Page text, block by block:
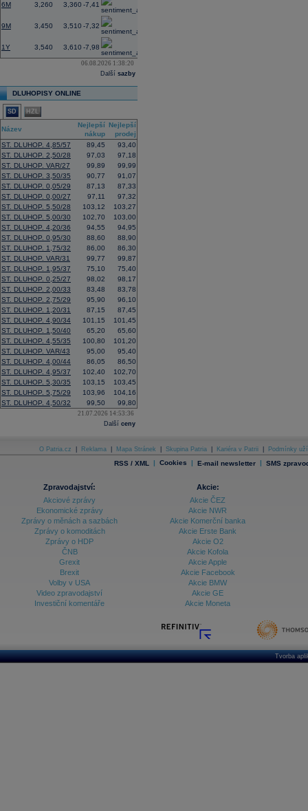
6M 3,260 3,360 -7,41
9M 3,450 3,510 -7,32
1Y 3,540 3,610 -7,98
06.08.2026 1:38:20
Další sazby
DLUHOPISY ONLINE
SD HZL
Název
Nejlepší
nákup
Nejlepší
prodej
ST. DLUHOP. 4,85/57
89,45
93,40
ST. DLUHOP. 2,50/28
97,03
97,18
ST. DLUHOP. VAR/27
99,89
99,99
ST. DLUHOP. 3,50/35
90,77
91,07
ST. DLUHOP. 0,05/29
87,13
87,33
ST. DLUHOP. 0,00/27
97,11
97,32
ST. DLUHOP. 5,50/28
103,12
103,27
ST. DLUHOP. 5,00/30
102,70
103,00
ST. DLUHOP. 4,20/36
94,55
94,95
ST. DLUHOP. 0,95/30
88,60
88,90
ST. DLUHOP. 1,75/32
86,00
86,30
ST. DLUHOP. VAR/31
99,77
99,87
ST. DLUHOP. 1,95/37
75,10
75,40
ST. DLUHOP. 0,25/27
98,02
98,17
ST. DLUHOP. 2,00/33
83,48
83,78
ST. DLUHOP. 2,75/29
95,90
96,10
ST. DLUHOP. 1,20/31
87,15
87,45
ST. DLUHOP. 4,90/34
101,15
101,45
ST. DLUHOP. 1,50/40
65,20
65,60
ST. DLUHOP. 4,55/35
100,80
101,20
ST. DLUHOP. VAR/43
95,00
95,40
ST. DLUHOP. 4,00/44
86,05
86,50
ST. DLUHOP. 4,95/37
102,40
102,70
ST. DLUHOP. 5,30/35
103,15
103,45
ST. DLUHOP. 5,75/29
103,96
104,16
ST. DLUHOP. 4,50/32
99,50 99,80
21.07.2026 14:53:36
Další ceny
O Patria.cz Reklama Mapa Stránek Skupina Patria Kariéra v Patrii Podmínky
RSS / XML | Cookies | E-mail newsletter | SMS
Zpravodajství:
Akciové zprávy
Ekonomické zprávy
Zprávy o měnách a sazbách
Zprávy o komoditách
Zprávy o HDP
ČNB
Grexit
Brexit
Volby v USA
Video zpravodajství
Investiční komentáře
Akcie:
Akcie ČEZ
Akcie NWR
Akcie Komerční banka
Akcie Erste Bank
Akcie O2
Akcie Kofola
Akcie Apple
Akcie Facebook
Akcie BMW
Akcie GE
Akcie Moneta
Tvorba